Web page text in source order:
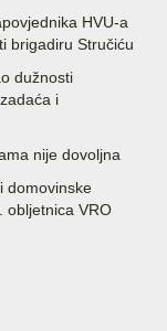
HVU-a
brigadiru Stručiću
dužnosti
i
nije dovoljna
domovinske
obljetnica VRO